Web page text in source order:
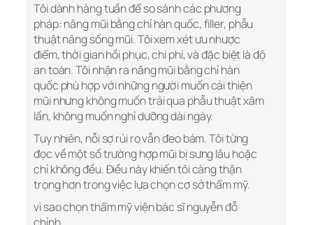
Tôi dành hàng tuần để so sánh các phương
pháp: nâng mũi bằng chỉ hàn quốc, filler, phẫu
thuật nâng sống mũi. Tôi xem xét ưu nhược
điểm, thời gian hồi phục, chi phí, và đặc biệt là độ
an toàn. Tôi nhận ra nâng mũi bằng chỉ hàn
quốc phù hợp với những người muốn cải thiện
mũi nhưng không muốn trải qua phẫu thuật xâm
lấn, không muốn nghỉ dưỡng dài ngày.
Tuy nhiên, nỗi sợ rủi ro vẫn đeo bám. Tôi từng
đọc về một số trường hợp mũi bị sưng lâu hoặc
chỉ không đều. Điều này khiến tôi càng thận
trọng hơn trong việc lựa chọn cơ sở thẩm mỹ.
vì sao chọn thẩm mỹ viện bác sĩ nguyễn đỗ